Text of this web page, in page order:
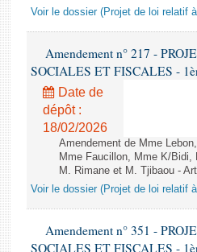
Voir le dossier (Projet de loi relatif
Amendement n° 217 -
SOCIALES ET FISCALES -
Date de
dépôt :
18/02/2026
Amendement de Mme
Mme Faucillon, Mme K/
M. Rimane et M. Tjibaou -
Voir le dossier (Projet de loi relatif
Amendement n° 351 -
SOCIALES ET FISCALES -